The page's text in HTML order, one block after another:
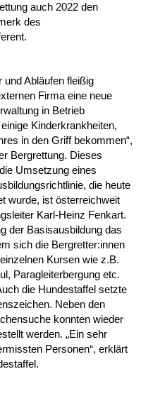
auch 2022 den
des
Abläufen fleißig
Firma eine neue
in Betrieb
Kinderkrankheiten,
in den Griff bekommen“,
Bergrettung. Dieses
Umsetzung eines
die heute
wurde, ist österreichweit
Karl-Heinz Fenkart.
der Basisausbildung das
sich die Bergretter:innen
Kursen wie z.B.
Paragleiterbergung etc.
die Hundestaffel setzte
Neben den
konnten wieder
werden. „Ein sehr
Personen“, erklärt